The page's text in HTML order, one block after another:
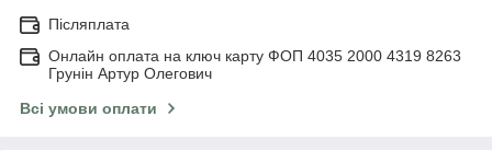
Післяплата
Онлайн оплата на ключ карту ФОП 4035 2000 4319 8263
Грунін Артур Олегович
Всі умови оплати